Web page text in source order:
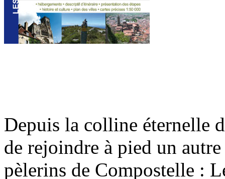
Depuis la colline éternelle
de rejoindre à pied un
pèlerins de Compostelle :